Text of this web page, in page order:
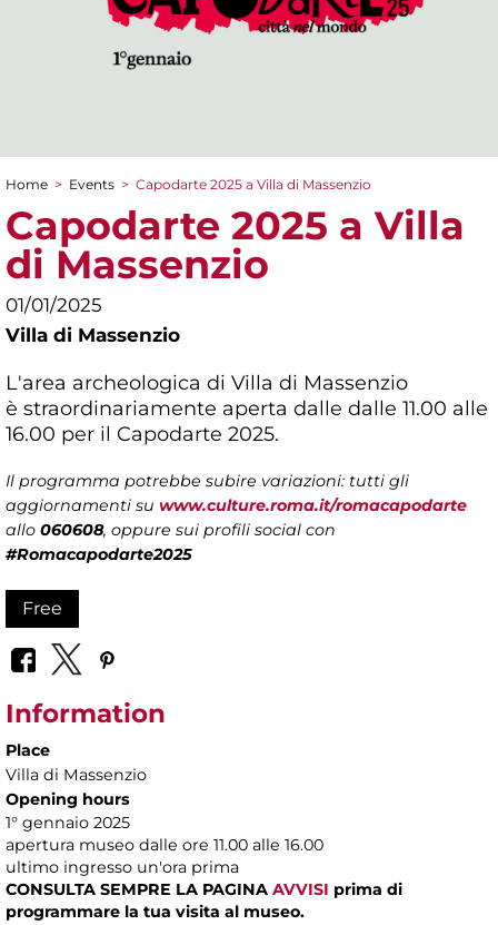
You are here
Home > Events > Capodarte 2025 a Villa di Massenzio
Capodarte 2025 a Villa
di Massenzio
01/01/2025
Villa di Massenzio
L'area archeologica di Villa di Massenzio
è straordinariamente aperta dalle dalle 11.00 alle
16.00 per il Capodarte 2025.
Il programma potrebbe subire variazioni: tutti gli
aggiornamenti su www.culture.roma.it/romacapodarte
allo 060608, oppure sui profili social con
#Romacapodarte2025
Free
Information
Place
Villa di Massenzio
Opening hours
1° gennaio 2025
apertura museo dalle ore 11.00 alle 16.00
ultimo ingresso un'ora prima
CONSULTA SEMPRE LA PAGINA AVVISI prima di
programmare la tua visita al museo.